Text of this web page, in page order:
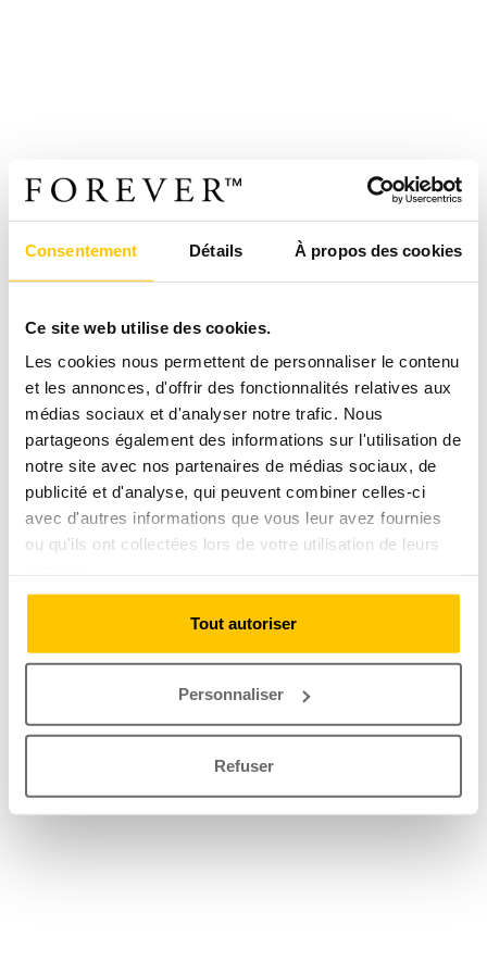
Consentement Détails À propos des cookies
Ce site web utilise des cookies.
Les cookies nous permettent de personnaliser le contenu
et les annonces, d'offrir des fonctionnalités relatives aux
médias sociaux et d'analyser notre trafic. Nous
partageons également des informations sur l'utilisation de
notre site avec nos partenaires de médias sociaux, de
publicité et d'analyse, qui peuvent combiner celles-ci
avec d'autres informations que vous leur avez fournies
ou qu'ils ont collectées lors de votre utilisation de leurs
Tout autoriser
Personnaliser
Refuser